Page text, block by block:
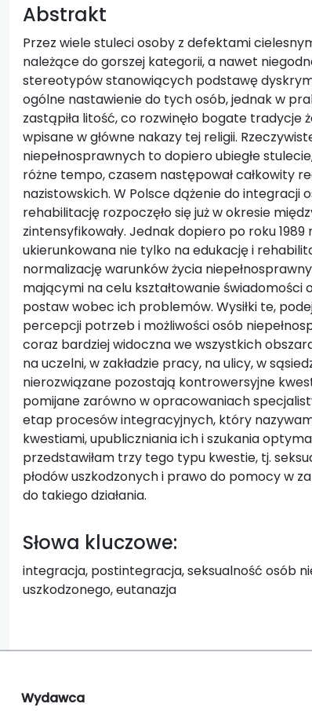
Abstrakt
Przez wiele stuleci osoby z defektami
należące do gorszej kategorii, a nawet
stereotypów stanowiących podstawę
ogólne nastawienie do tych osób, jednak w
zastąpiła litość, co rozwinęło bogate tradycje
wpisane w główne nakazy tej religii.
niepełnosprawnych to dopiero ubiegłe
różne tempo, czasem następował całkowity
nazistowskich. W Polsce dążenie do integracji
rehabilitację rozpoczęło się już w okresie
zintensyfikowały. Jednak dopiero po roku
ukierunkowana nie tylko na edukację i
normalizację warunków życia
mającymi na celu kształtowanie
postaw wobec ich problemów. Wysiłki te,
percepcji potrzeb i możliwości osób
coraz bardziej widoczna we wszystkich
na uczelni, w zakładzie pracy, na ulicy, w
nierozwiązane pozostają kontrowersyjne
pomijane zarówno w opracowaniach
etap procesów integracyjnych, który
kwestiami, upubliczniania ich i szukania
przedstawiłam trzy tego typu kwestie, tj.
płodów uszkodzonych i prawo do pomocy w
do takiego działania.
Słowa kluczowe:
integracja, postintegracja, seksualność osób
uszkodzonego, eutanazja
Wydawca